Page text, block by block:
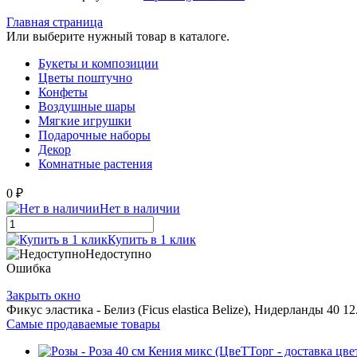
Главная страница
Или выберите нужный товар в каталоге.
Букеты и композиции
Цветы поштучно
Конфеты
Воздушные шары
Мягкие игрушки
Подарочные наборы
Декор
Комнатные растения
0 ₽
Нет в наличии
Купить в 1 клик
Недоступно
Ошибка
Закрыть окно
Фикус эластика - Белиз (Ficus elastica Belize), Нидерланды 40
Самые продаваемые товары